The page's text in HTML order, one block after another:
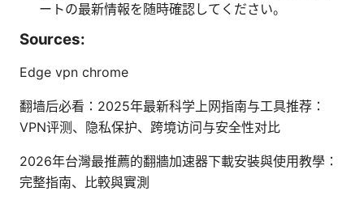
ートの最新情報を随時確認してください。
Sources:
Edge vpn chrome
翻墙后必看：2025年最新科学上网指南与工具推荐：
VPN评测、隐私保护、跨境访问与安全性对比
2026年台灣最推薦的翻牆加速器下載安裝與使用教學：
完整指南、比較與實測